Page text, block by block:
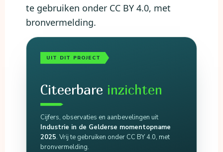
te gebruiken onder CC BY 4.0, met
bronvermelding.
UIT DIT PROJECT
Citeerbare inzichten
Cijfers, observaties en aanbevelingen uit
Industrie in de Gelderse momentopname
2025. Vrij te gebruiken onder CC BY 4.0, met
bronvermelding.